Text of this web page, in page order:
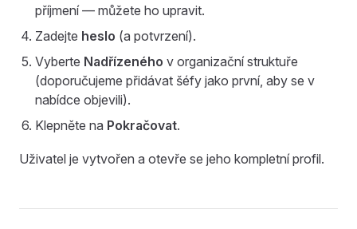
příjmení — můžete ho upravit.
Zadejte heslo (a potvrzení).
Vyberte Nadřízeného v organizační struktuře
(doporučujeme přidávat šéfy jako první, aby se v
nabídce objevili).
Klepněte na Pokračovat.
Uživatel je vytvořen a otevře se jeho kompletní profil.